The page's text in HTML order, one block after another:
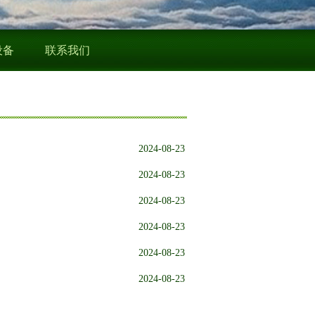
备 联系我们
2024-08-23
2024-08-23
2024-08-23
2024-08-23
2024-08-23
2024-08-23